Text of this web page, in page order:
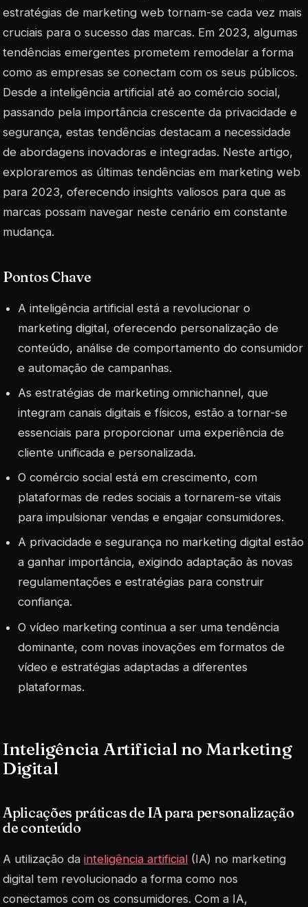
estratégias de marketing web tornam-se cada vez mais
cruciais para o sucesso das marcas. Em 2023, algumas
tendências emergentes prometem remodelar a forma
como as empresas se conectam com os seus públicos.
Desde a inteligência artificial até ao comércio social,
passando pela importância crescente da privacidade e
segurança, estas tendências destacam a necessidade
de abordagens inovadoras e integradas. Neste artigo,
exploraremos as últimas tendências em marketing web
para 2023, oferecendo insights valiosos para que as
marcas possam navegar neste cenário em constante
mudança.
Pontos Chave
A inteligência artificial está a revolucionar o
marketing digital, oferecendo personalização de
conteúdo, análise de comportamento do consumidor
e automação de campanhas.
As estratégias de marketing omnichannel, que
integram canais digitais e físicos, estão a tornar-se
essenciais para proporcionar uma experiência de
cliente unificada e personalizada.
O comércio social está em crescimento, com
plataformas de redes sociais a tornarem-se vitais
para impulsionar vendas e engajar consumidores.
A privacidade e segurança no marketing digital estão
a ganhar importância, exigindo adaptação às novas
regulamentações e estratégias para construir
confiança.
O vídeo marketing continua a ser uma tendência
dominante, com novas inovações em formatos de
vídeo e estratégias adaptadas a diferentes
plataformas.
Inteligência Artificial no Marketing
Digital
Aplicações práticas de IA para personalização
de conteúdo
A utilização da inteligência artificial (IA) no marketing
digital tem revolucionado a forma como nos
conectamos com os consumidores. Com a IA,